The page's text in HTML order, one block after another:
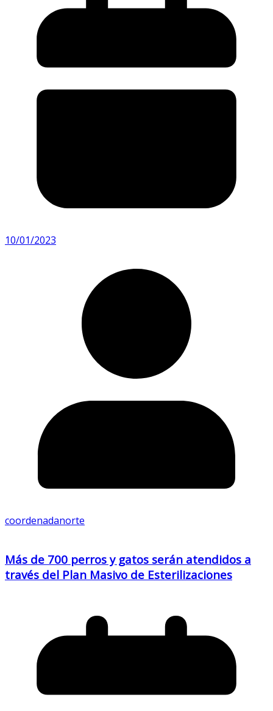
10/01/2023
coordenadanorte
Más de 700 perros y gatos serán atendidos a
través del Plan Masivo de Esterilizaciones